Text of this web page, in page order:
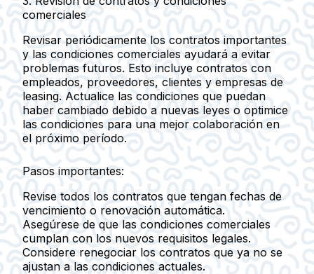
comerciales
Revisar periódicamente los contratos importantes
y las condiciones comerciales ayudará a evitar
problemas futuros. Esto incluye contratos con
empleados, proveedores, clientes y empresas de
leasing. Actualice las condiciones que puedan
haber cambiado debido a nuevas leyes o optimice
las condiciones para una mejor colaboración en
el próximo período.
Pasos importantes:
Revise todos los contratos que tengan fechas de
vencimiento o renovación automática.
Asegúrese de que las condiciones comerciales
cumplan con los nuevos requisitos legales.
Considere renegociar los contratos que ya no se
ajustan a las condiciones actuales.